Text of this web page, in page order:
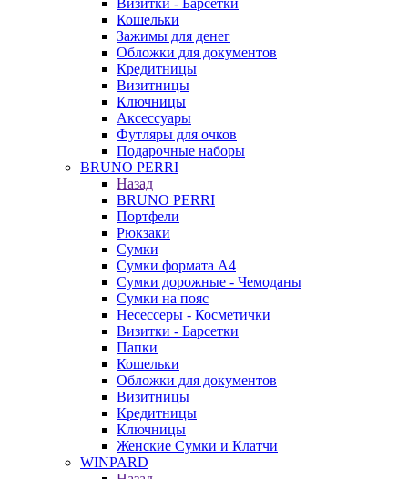
Визитки - Барсетки
Кошельки
Зажимы для денег
Обложки для документов
Кредитницы
Визитницы
Ключницы
Аксессуары
Футляры для очков
Подарочные наборы
BRUNO PERRI
Назад
BRUNO PERRI
Портфели
Рюкзаки
Сумки
Сумки формата А4
Сумки дорожные - Чемоданы
Сумки на пояс
Несессеры - Косметички
Визитки - Барсетки
Папки
Кошельки
Обложки для документов
Визитницы
Кредитницы
Ключницы
Женские Сумки и Клатчи
WINPARD